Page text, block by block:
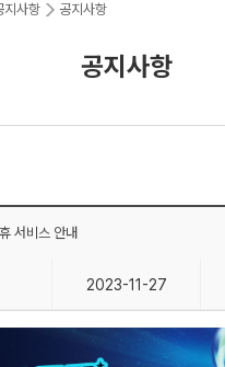
지사항 공지사항
공지사항
서비스 안내
2023-11-27